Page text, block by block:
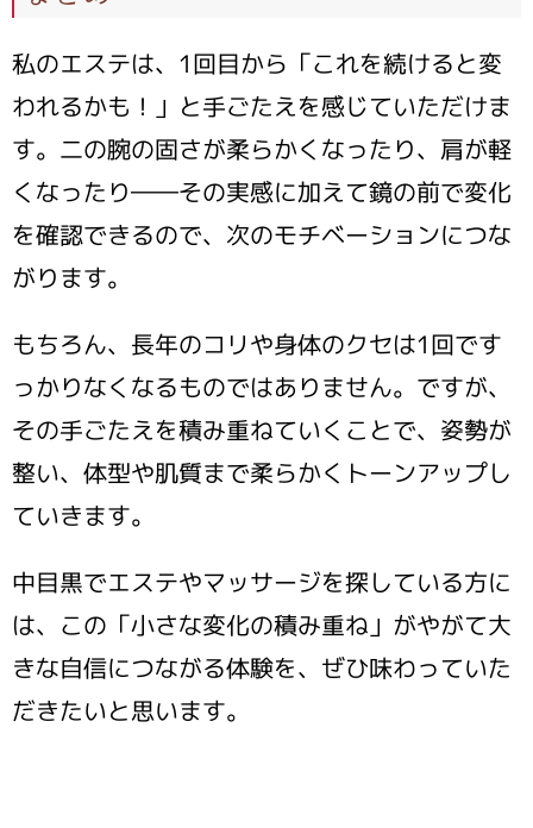
私のエステは、1回目から「これを続けると変
われるかも！」と手ごたえを感じていただけま
す。二の腕の固さが柔らかくなったり、肩が軽
くなったり――その実感に加えて鏡の前で変化
を確認できるので、次のモチベーションにつな
がります。
もちろん、長年のコリや身体のクセは1回です
っかりなくなるものではありません。ですが、
その手ごたえを積み重ねていくことで、姿勢が
整い、体型や肌質まで柔らかくトーンアップし
ていきます。
中目黒でエステやマッサージを探している方に
は、この「小さな変化の積み重ね」がやがて大
きな自信につながる体験を、ぜひ味わっていた
だきたいと思います。